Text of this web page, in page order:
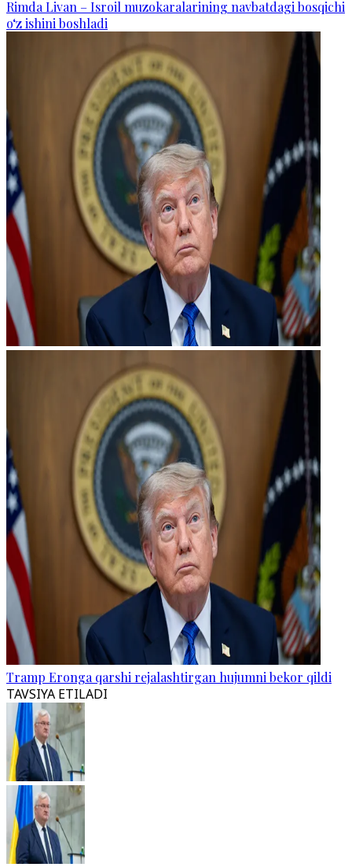
Rimda Livan – Isroil muzokaralarining navbatdagi bosqichi
o‘z ishini boshladi
Tramp Eronga qarshi rejalashtirgan hujumni bekor qildi
TAVSIYA ETILADI